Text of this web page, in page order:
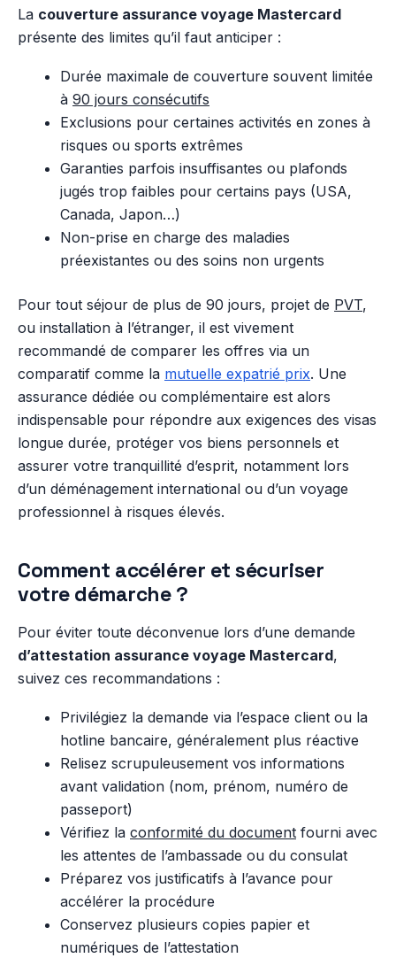
La couverture assurance voyage Mastercard
présente des limites qu’il faut anticiper :
Durée maximale de couverture souvent limitée
à 90 jours consécutifs
Exclusions pour certaines activités en zones à
risques ou sports extrêmes
Garanties parfois insuffisantes ou plafonds
jugés trop faibles pour certains pays (USA,
Canada, Japon…)
Non-prise en charge des maladies
préexistantes ou des soins non urgents
Pour tout séjour de plus de 90 jours, projet de PVT,
ou installation à l’étranger, il est vivement
recommandé de comparer les offres via un
comparatif comme la mutuelle expatrié prix. Une
assurance dédiée ou complémentaire est alors
indispensable pour répondre aux exigences des visas
longue durée, protéger vos biens personnels et
assurer votre tranquillité d’esprit, notamment lors
d’un déménagement international ou d’un voyage
professionnel à risques élevés.
Comment accélérer et sécuriser
votre démarche ?
Pour éviter toute déconvenue lors d’une demande
d’attestation assurance voyage Mastercard,
suivez ces recommandations :
Privilégiez la demande via l’espace client ou la
hotline bancaire, généralement plus réactive
Relisez scrupuleusement vos informations
avant validation (nom, prénom, numéro de
passeport)
Vérifiez la conformité du document fourni avec
les attentes de l’ambassade ou du consulat
Préparez vos justificatifs à l’avance pour
accélérer la procédure
Conservez plusieurs copies papier et
numériques de l’attestation